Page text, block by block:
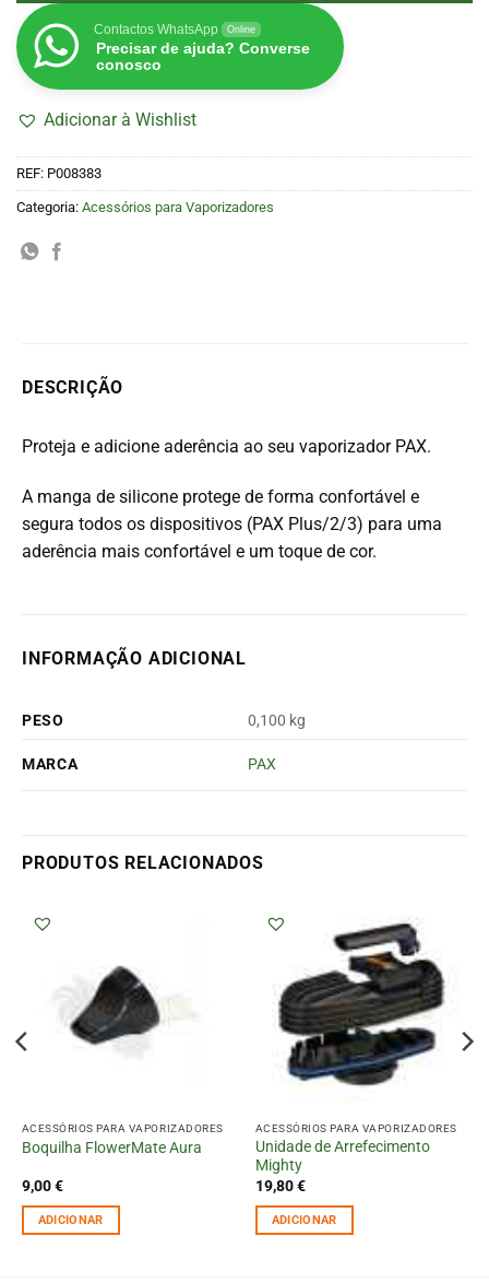
Contactos WhatsApp Online
Precisar de ajuda? Converse
conosco
Adicionar à Wishlist
REF: P008383
Categoria: Acessórios para Vaporizadores
DESCRIÇÃO
Proteja e adicione aderência ao seu vaporizador PAX.
A manga de silicone protege de forma confortável e
segura todos os dispositivos (PAX Plus/2/3) para uma
aderência mais confortável e um toque de cor.
INFORMAÇÃO ADICIONAL
PESO 0,100 kg
MARCA PAX
PRODUTOS RELACIONADOS
ACESSÓRIOS PARA VAPORIZADORES
Boquilha FlowerMate Aura
9,00€
ADICIONAR
ACESSÓRIOS PARA VAPORIZADORES
Unidade de Arrefecimento
Mighty
19,80€
ADICIONAR